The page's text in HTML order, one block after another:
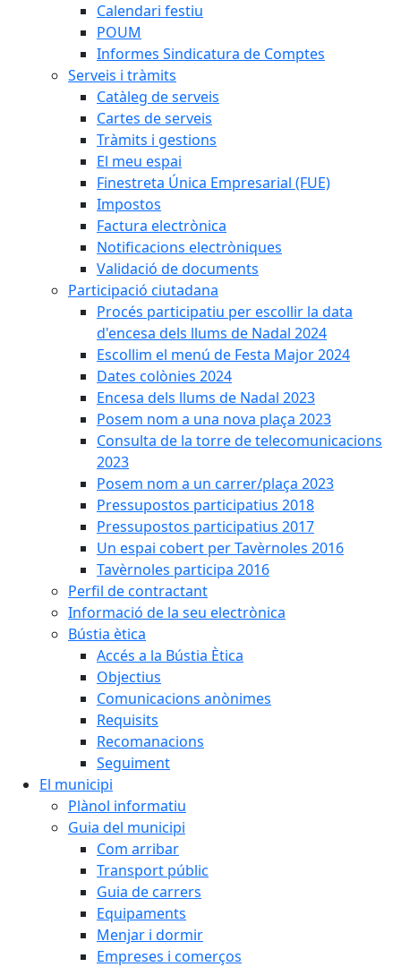
Calendari festiu
POUM
Informes Sindicatura de Comptes
Serveis i tràmits
Catàleg de serveis
Cartes de serveis
Tràmits i gestions
El meu espai
Finestreta Única Empresarial (FUE)
Impostos
Factura electrònica
Notificacions electròniques
Validació de documents
Participació ciutadana
Procés participatiu per escollir la data
d'encesa dels llums de Nadal 2024
Escollim el menú de Festa Major 2024
Dates colònies 2024
Encesa dels llums de Nadal 2023
Posem nom a una nova plaça 2023
Consulta de la torre de telecomunicacions
2023
Posem nom a un carrer/plaça 2023
Pressupostos participatius 2018
Pressupostos participatius 2017
Un espai cobert per Tavèrnoles 2016
Tavèrnoles participa 2016
Perfil de contractant
Informació de la seu electrònica
Bústia ètica
Accés a la Bústia Ètica
Objectius
Comunicacions anònimes
Requisits
Recomanacions
Seguiment
El municipi
Plànol informatiu
Guia del municipi
Com arribar
Transport públic
Guia de carrers
Equipaments
Menjar i dormir
Empreses i comerços